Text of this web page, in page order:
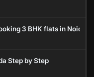
3 BHK flats in Noida?
Step by Step